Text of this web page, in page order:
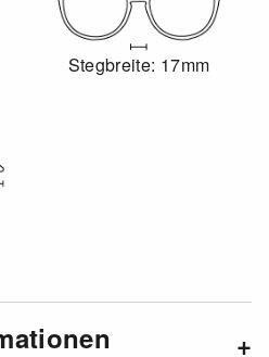
Stegbreite: 17mm